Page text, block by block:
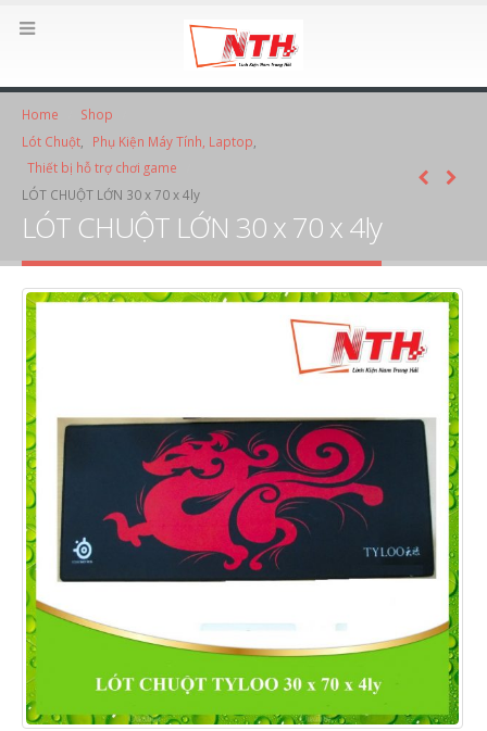
Home
Shop
Lót Chuột, Phụ Kiện Máy Tính, Laptop,
Thiết bị hỗ trợ chơi game
LÓT CHUỘT LỚN 30 x 70 x 4ly
LÓT CHUỘT LỚN 30 x 70 x 4ly